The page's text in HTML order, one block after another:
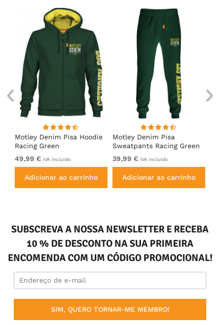
Motley Denim Pisa Hoodie
Racing Green
49,99 € IVA incluído
Adicionar ao carrinho
Motley Denim Pisa
Sweatpants Racing Green
39,99 € IVA incluído
Adicionar ao carrinho
SUBSCREVA A NOSSA NEWSLETTER E RECEBA
10 % DE DESCONTO NA SUA PRIMEIRA
ENCOMENDA COM UM CÓDIGO PROMOCIONAL!
SIM, QUERO TORNAR-ME MEMBRO!